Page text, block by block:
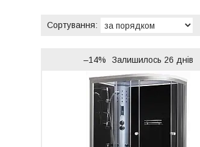
–14% Залишилось 26 днів